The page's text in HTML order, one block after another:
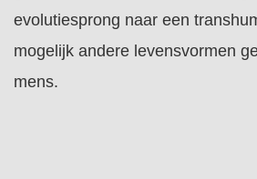
evolutiesprong naar een
mogelijk andere levensvormen
mens.